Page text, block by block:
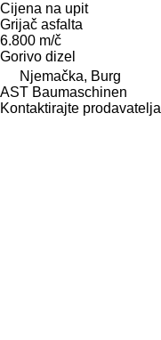
Cijena na upit
Grijač asfalta
6.800 m/č
Gorivo dizel
Njemačka, Burg
AST Baumaschinen
Kontaktirajte prodavatelja